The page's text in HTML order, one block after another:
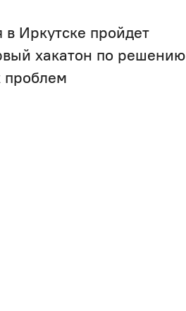
Иркутске пройдет
хакатон по решению
проблем